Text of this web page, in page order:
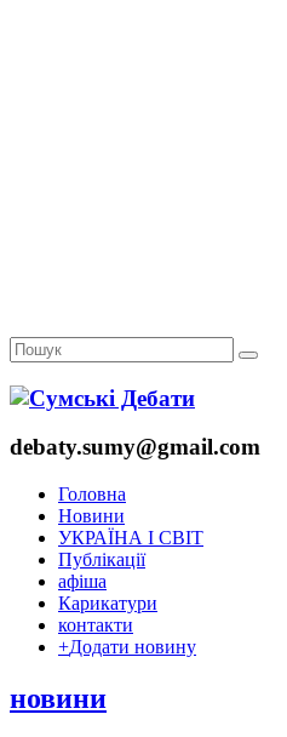
debaty.sumy@gmail.com
Головна
Новини
УКРАЇНА І СВІТ
Публікації
афіша
Карикатури
контакти
+Додати новину
новини